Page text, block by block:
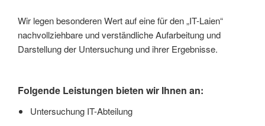
Wir legen besonderen Wert auf eine für den „IT-Laien“
nachvollziehbare und verständliche Aufarbeitung und
Darstellung der Untersuchung und ihrer Ergebnisse.
Folgende Leistungen bieten wir Ihnen an:
Untersuchung IT-Abteilung